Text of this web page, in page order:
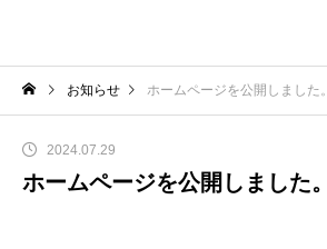
お知らせ ホームページを公開しました。
ホームページを公開しました。
2024.07.29